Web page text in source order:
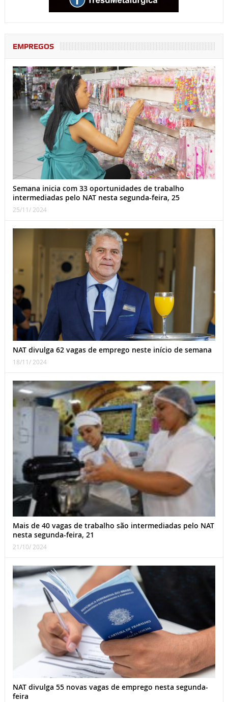
EMPREGOS
Semana inicia com 33 oportunidades de trabalho
intermediadas pelo NAT nesta segunda-feira, 25
25/11/ 2024
NAT divulga 62 vagas de emprego neste início de semana
18/11/ 2024
Mais de 40 vagas de trabalho são intermediadas pelo NAT
nesta segunda-feira, 21
21/10/ 2024
NAT divulga 55 novas vagas de emprego nesta segunda-
feira